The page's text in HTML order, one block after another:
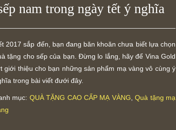
nam trong ngày tết ý nghĩa
2017 sắp đến, bạn đang băn khoăn chưa biết lựa chọn
tặng cho sếp của bạn. Đừng lo lắng, hãy để Vina Gold
giới thiệu cho bạn những sản phẩm mạ vàng vô cùng ý
trong bài viết đưới đây.
mục: QUÀ TẶNG CAO CẤP MẠ VÀNG ,Quà tặng mạ